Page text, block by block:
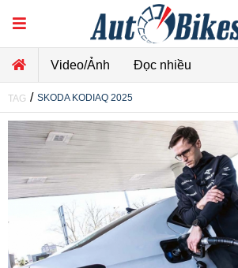
Video/Ảnh Đọc nhiều
TAG / SKODA KODIAQ 2025